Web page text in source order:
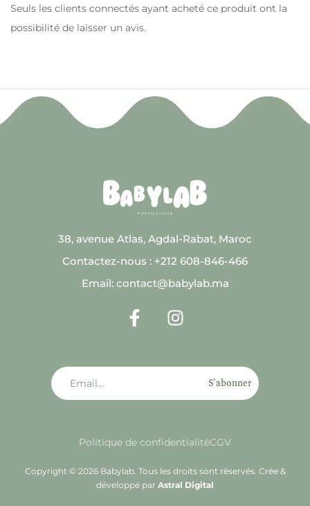
Seuls les clients connectés ayant acheté ce produit ont la
possibilité de laisser un avis.
38, avenue Atlas, Agdal-Rabat, Maroc
Contactez-nous : +212 608-846-466
Email: contact@babylab.ma
S'abonner
Politique de confidentialitéCGV
Copyright © 2026 Babylab. Tous les droits sont réservés. Crée &
développé par Astral Digital